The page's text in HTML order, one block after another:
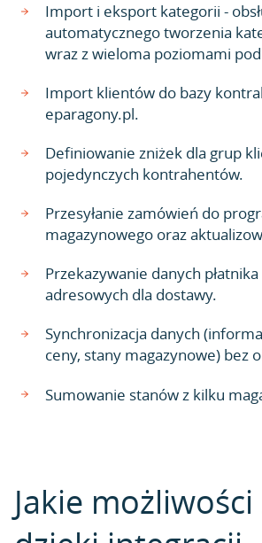
Import i eksport kategorii -
automatycznego tworzenia
wraz z wieloma poziomami
Import klientów do bazy
eparagony.pl.
Definiowanie zniżek dla grup
pojedynczych kontrahentów.
Przesyłanie zamówień do
magazynowego oraz
Przekazywanie danych
adresowych dla dostawy.
Synchronizacja danych
ceny, stany magazynowe) bez
Sumowanie stanów z kilku
Jakie możliwości